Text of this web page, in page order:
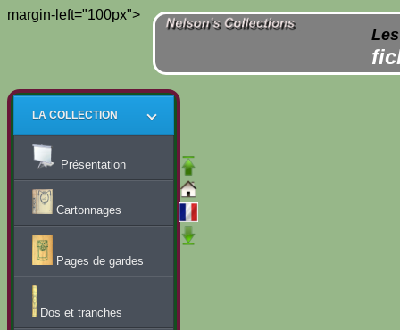
margin-left="100px">
LA COLLECTION
Présentation
Cartonnages
Pages de gardes
Dos et tranches